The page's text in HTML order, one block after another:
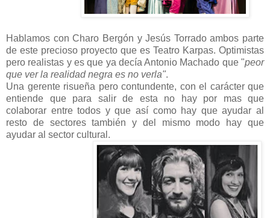
Hablamos con Charo Bergón y Jesús Torrado ambos parte
de este precioso proyecto que es Teatro Karpas. Optimistas
pero realistas y es que ya decía Antonio Machado que "peor
que ver la realidad negra es no verla".
Una gerente risueña pero contundente, con el carácter que
entiende que para salir de esta no hay por mas que
colaborar entre todos y que así como hay que ayudar al
resto de sectores también y del mismo modo hay que
ayudar al sector cultural.